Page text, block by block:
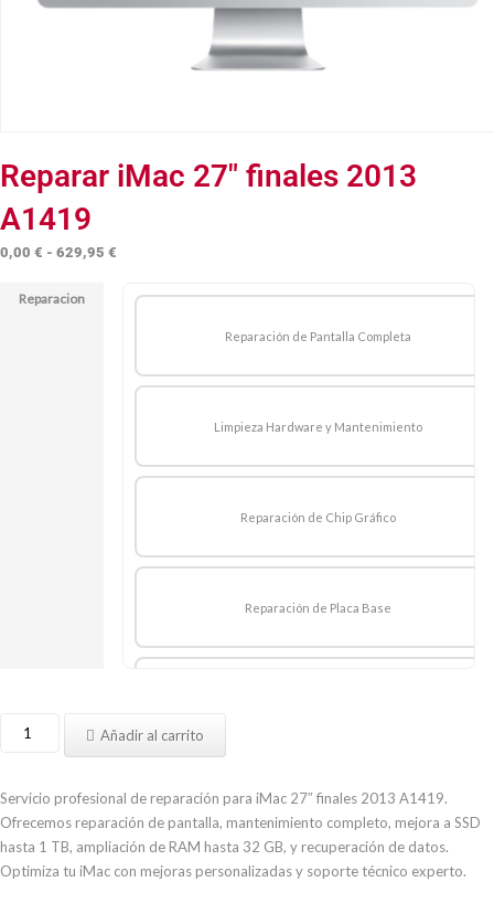
Reparar iMac 27″ finales 2013
A1419
0,00 € - 629,95 €
precios:
hasta
Reparacion
Reparación de Pantalla Completa
Limpieza Hardware y Mantenimiento
Reparación de Chip Gráfico
Reparación de Placa Base
Ampliar 32 RAM
Reparar
finales
2013
A1419
cantidad
Añadir al carrito
Servicio profesional de reparación para iMac 27″ finales 2013 A1419.
Ofrecemos reparación de pantalla, mantenimiento completo, mejora a SSD
hasta 1 TB, ampliación de RAM hasta 32 GB, y recuperación de datos.
Optimiza tu iMac con mejoras personalizadas y soporte técnico experto.